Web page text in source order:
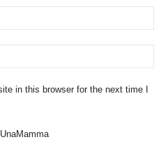
in this browser for the next time I